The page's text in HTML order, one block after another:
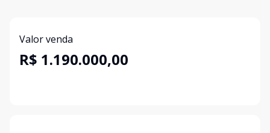
Valor venda
R$ 1.190.000,00